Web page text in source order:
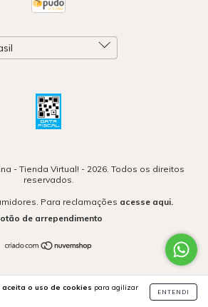
aceita o uso de cookies para agilizar
ENTENDI
- Tienda Virtual! - 2026. Todos os direitos
reservados.
Para reclamações acesse aqui.
de arrependimento